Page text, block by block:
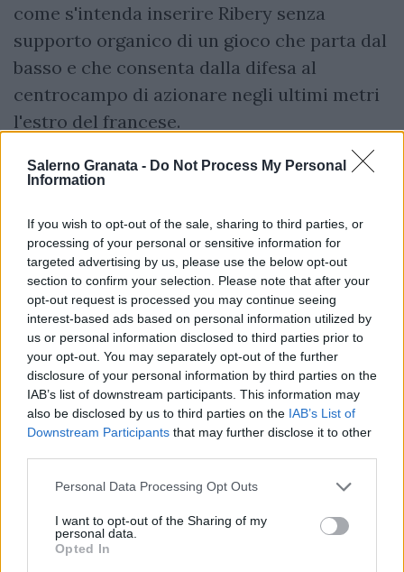
Salerno Granata - Do Not Process My Personal
Information
If you wish to opt-out of the sale, sharing to third parties, or
processing of your personal or sensitive information for
targeted advertising by us, please use the below opt-out
section to confirm your selection. Please note that after your
opt-out request is processed you may continue seeing
interest-based ads based on personal information utilized by
us or personal information disclosed to third parties prior to
your opt-out. You may separately opt-out of the further
disclosure of your personal information by third parties on the
IAB’s list of downstream participants. This information may
also be disclosed by us to third parties on the IAB’s List of
Downstream Participants that may further disclose it to other
Personal Data Processing Opt Outs
I want to opt-out of the Sharing of my
personal data.
Opted In
come s'intenda inserire Ribery senza
supporto organico di un gioco che parta dal
basso e che consenta dalla difesa al
centrocampo di azionare negli ultimi metri
l'estro del francese.
Ed ancora, l'attacco della Salernitana, in
particolare con
strutturato a sfruttare giocatori che vivono
nell'area di rigore avversaria, per il pallone
vagante più che per la partecipazione al
gioco.
Più proteso al lavoro oscuroFederico
Bonazzoli,che da solo, a far da pendolo, ha
dimostrato che soffre incredibilmente la
solitudine in attacco
Ordunque, va benissimo il contropiede, ma
anche quest'ultimo necessita,
dignitosamente e se fatto bene, di non poter
derogare dal centrocampo...